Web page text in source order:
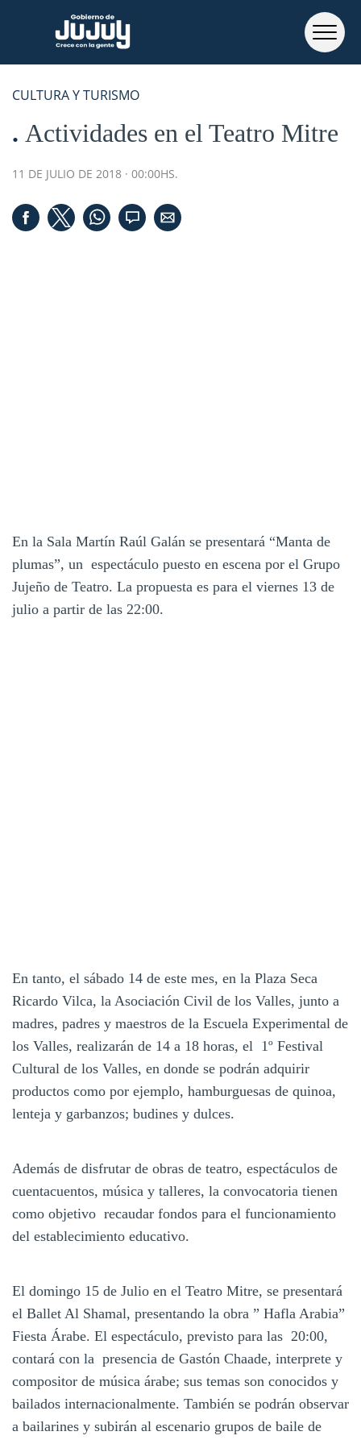
CULTURA Y TURISMO
Actividades en el Teatro Mitre
11 DE JULIO DE 2018 · 00:00HS.
En la Sala Martín Raúl Galán se presentará “Manta de
plumas”, un espectáculo puesto en escena por el Grupo
Jujeño de Teatro. La propuesta es para el viernes 13 de
julio a partir de las 22:00.
En tanto, el sábado 14 de este mes, en la Plaza Seca
Ricardo Vilca, la Asociación Civil de los Valles, junto a
madres, padres y maestros de la Escuela Experimental de
los Valles, realizarán de 14 a 18 horas, el 1º Festival
Cultural de los Valles, en donde se podrán adquirir
productos como por ejemplo, hamburguesas de quinoa,
lenteja y garbanzos; budines y dulces.
Además de disfrutar de obras de teatro, espectáculos de
cuentacuentos, música y talleres, la convocatoria tienen
como objetivo recaudar fondos para el funcionamiento
del establecimiento educativo.
El domingo 15 de Julio en el Teatro Mitre, se presentará
el Ballet Al Shamal, presentando la obra ” Hafla Arabia”
Fiesta Árabe. El espectáculo, previsto para las 20:00,
contará con la presencia de Gastón Chaade, interprete y
compositor de música árabe; sus temas son conocidos y
bailados internacionalmente. También se podrán observar
a bailarines y subirán al escenario grupos de baile de